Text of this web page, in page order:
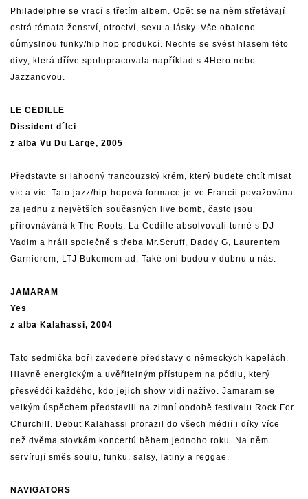
Philadelphie se vrací s třetím albem. Opět se na něm střetávají
ostrá témata ženství, otroctví, sexu a lásky. Vše obaleno
důmyslnou funky/hip hop produkcí. Nechte se svést hlasem této
divy, která dříve spolupracovala například s 4Hero nebo
Jazzanovou.
LE CEDILLE
Dissident d´Ici
z alba Vu Du Large, 2005
Představte si lahodný francouzský krém, který budete chtít mlsat
víc a víc. Tato jazz/hip-hopová formace je ve Francii považována
za jednu z největších současných live bomb, často jsou
přirovnáváná k The Roots. La Cedille absolvovali turné s DJ
Vadim a hráli společně s třeba Mr.Scruff, Daddy G, Laurentem
Garnierem, LTJ Bukemem ad. Také oni budou v dubnu u nás.
JAMARAM
Yes
z alba Kalahassi, 2004
Tato sedmička boří zavedené představy o německých kapelách.
Hlavně energickým a uvěřitelným přístupem na pódiu, který
přesvědčí každého, kdo jejich show vidí naživo. Jamaram se
velkým úspěchem představili na zimní obdobě festivalu Rock For
Churchill. Debut Kalahassi prorazil do všech médií i díky více
než dvěma stovkám koncertů během jednoho roku. Na něm
servírují směs soulu, funku, salsy, latiny a reggae.
NAVIGATORS